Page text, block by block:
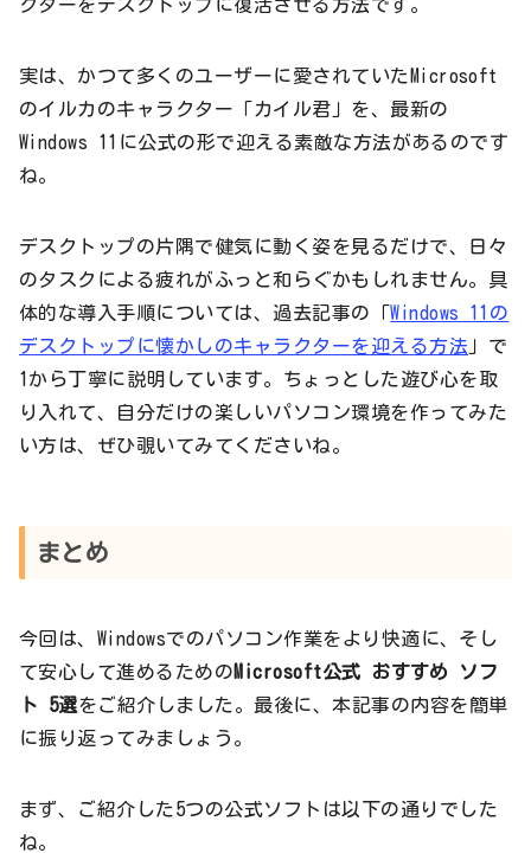
クターをデスクトップに復活させる方法です。
実は、かつて多くのユーザーに愛されていたMicrosoft
のイルカのキャラクター「カイル君」を、最新の
Windows 11に公式の形で迎える素敵な方法があるのです
ね。
デスクトップの片隅で健気に動く姿を見るだけで、日々
のタスクによる疲れがふっと和らぐかもしれません。具
体的な導入手順については、過去記事の「Windows 11の
デスクトップに懐かしのキャラクターを迎える方法 」で
1から丁寧に説明しています。ちょっとした遊び心を取
り入れて、自分だけの楽しいパソコン環境を作ってみた
い方は、ぜひ覗いてみてくださいね。
まとめ
今回は、Windowsでのパソコン作業をより快適に、そし
て安心して進めるためのMicrosoft公式 おすすめ ソフ
ト 5選をご紹介しました。最後に、本記事の内容を簡単
に振り返ってみましょう。
まず、ご紹介した5つの公式ソフトは以下の通りでした
ね。